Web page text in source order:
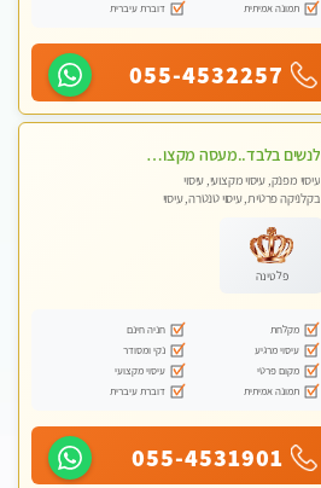
תמונה אמיתית
דוברת עיברית
055-4532257
לנשים בלבד..מעסה מקצועי לנשים בלבד לעיסוי מרגיע ומפנק VIP-מומלץ לחלוטין! פרטי! ​​​​​​
עיסוי מפנק, עיסוי מקצועי, עיסוי
בקלניקה פרטית, עיסוי טנטרה, עיסוי
פלטינה
מקלחת
חניה חינם
עיסוי מרגיע
נקי ומסודר
מקום פרטי
עיסוי מקצועי
תמונה אמיתית
דוברת עיברית
055-4531901